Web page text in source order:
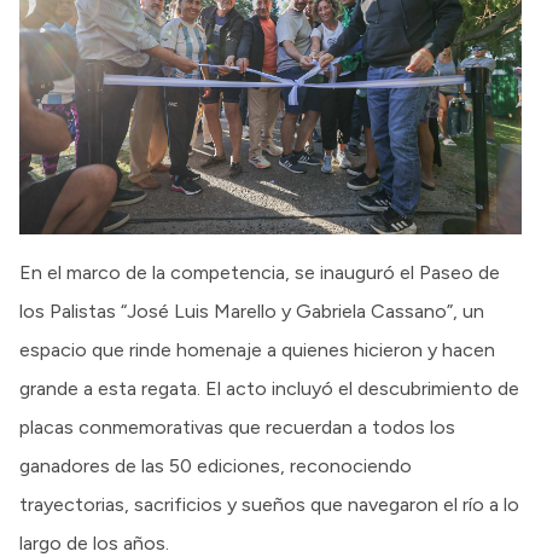
En el marco de la competencia, se inauguró el Paseo de
los Palistas “José Luis Marello y Gabriela Cassano”, un
espacio que rinde homenaje a quienes hicieron y hacen
grande a esta regata. El acto incluyó el descubrimiento de
placas conmemorativas que recuerdan a todos los
ganadores de las 50 ediciones, reconociendo
trayectorias, sacrificios y sueños que navegaron el río a lo
largo de los años.